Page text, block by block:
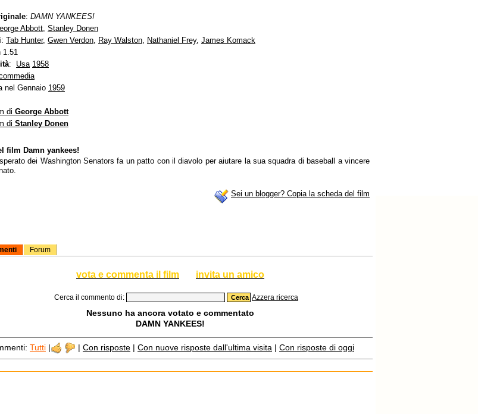
: DAMN YANKEES!
Abbott, Stanley Donen
: Tab Hunter, Gwen Verdon, Ray Walston, Nathaniel Frey, James Komack
1.51
: Usa 1958
nel Gennaio 1959
di George Abbott
di Stanley Donen
film Damn yankees!
dei Washington Senators fa un patto con il diavolo per aiutare la sua squadra di baseball a vincere
Sei un blogger? Copia la scheda del film
Forum
vota e commenta il film invita un amico
Cerca il commento di: Azzera ricerca
Nessuno ha ancora votato e commentato
DAMN YANKEES!
Tutti | | Con risposte | Con nuove risposte dall'ultima visita | Con risposte di oggi